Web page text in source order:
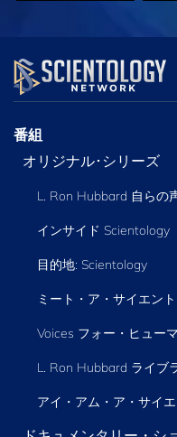
観る
番組
オリジナル･シリーズ
L. Ron Hubbard 自らの
インサイド Scientology
目的地: Scientology
ミート・ア・サイエン
Voices フォー・ヒュー
L. Ron Hubbard ライブ
アイ・アム・ア・サイ